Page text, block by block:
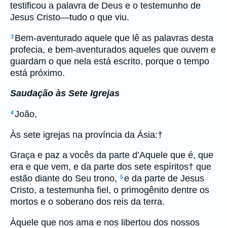
testificou a palavra de Deus e o testemunho de
Jesus Cristo—tudo o que viu.
3 Bem-aventurado aquele que lê as palavras desta
profecia, e bem-aventurados aqueles que ouvem e
guardam o que nela está escrito, porque o tempo
está próximo.
Saudação às Sete Igrejas
4João,
Às sete igrejas na província da Ásia:†
Graça e paz a vocês da parte d’Aquele que é, que
era e que vem, e da parte dos sete espíritos† que
estão diante do Seu trono, 5e da parte de Jesus
Cristo, a testemunha fiel, o primogênito dentre os
mortos e o soberano dos reis da terra.
Àquele que nos ama e nos libertou dos nossos